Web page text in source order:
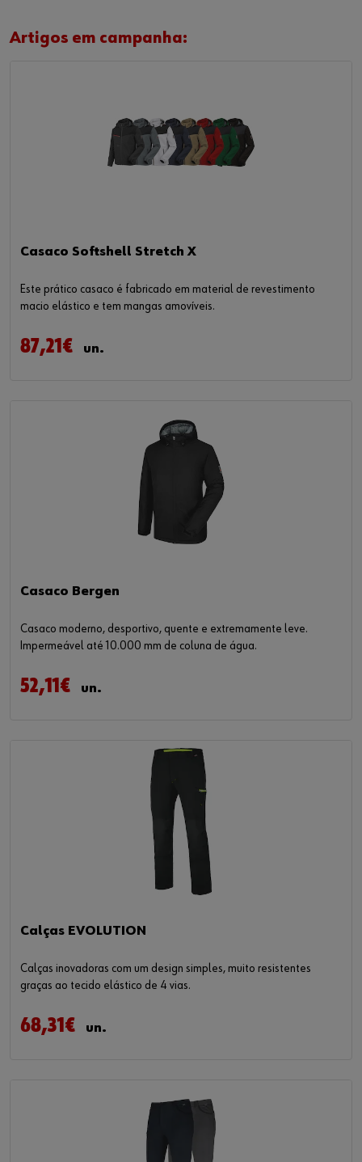
Artigos em campanha:
Casaco Softshell Stretch X
Este prático casaco é fabricado em material de revestimento
macio elástico e tem mangas amovíveis.
87,21€ un.
Casaco Bergen
Casaco moderno, desportivo, quente e extremamente leve.
Impermeável até 10.000 mm de coluna de água.
52,11€ un.
Calças EVOLUTION
Calças inovadoras com um design simples, muito resistentes
graças ao tecido elástico de 4 vias.
68,31€ un.